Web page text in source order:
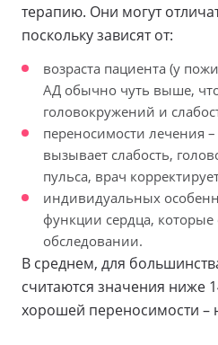
терапию. Они могут
поскольку зависят от:
возраста пациента (у
АД обычно чуть выше,
головокружений и
переносимости лечения
вызывает слабость,
пульса, врач
индивидуальных
функции сердца,
обследовании.
В среднем, для
считаются значения ниже
хорошей переносимости –